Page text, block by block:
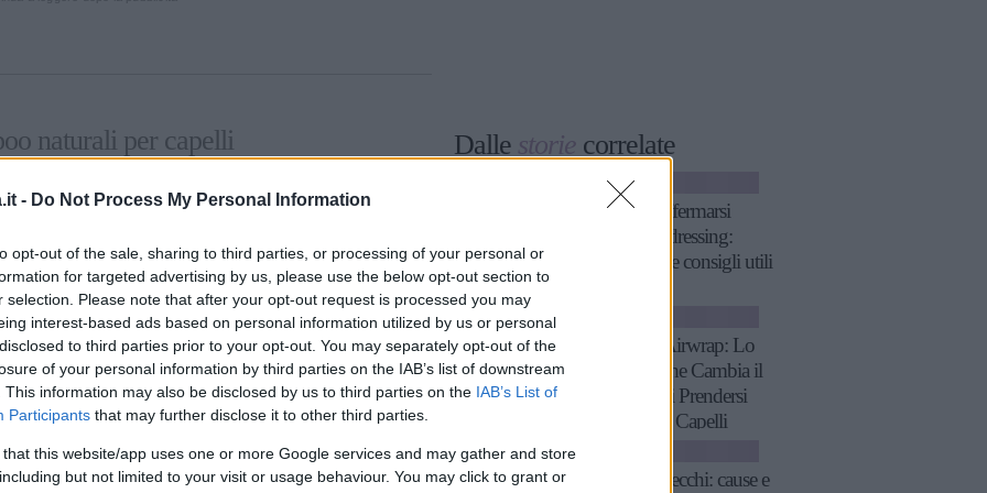
- Do Not Process My Personal Information
opt-out of the sale, sharing to third parties, or processing of your personal or
for targeted advertising by us, please use the below opt-out section to
selection. Please note that after your opt-out request is processed you may
interest-based ads based on personal information utilized by us or personal
to third parties prior to your opt-out. You may separately opt-out of the
of your personal information by third parties on the IAB’s list of downstream
This information may also be disclosed by us to third parties on the IAB’s List of
Participants that may further disclose it to other third parties.
that this website/app uses one or more Google services and may gather and store
but not limited to your visit or usage behaviour. You may click to grant or
naturali per capelli
cosa vuol dire
realizzata conprodotti naturalied
di ingredienti di origine naturale;
al 99%;
Dalle storie correlate
CAPELLI
Come affermarsi
nell’hairdressing:
strategie e consigli utili
Dyson Airwrap: Lo
Styler Che Cambia il
Modo di Prendersi
Cura dei Capelli
Capelli secchi: cause e